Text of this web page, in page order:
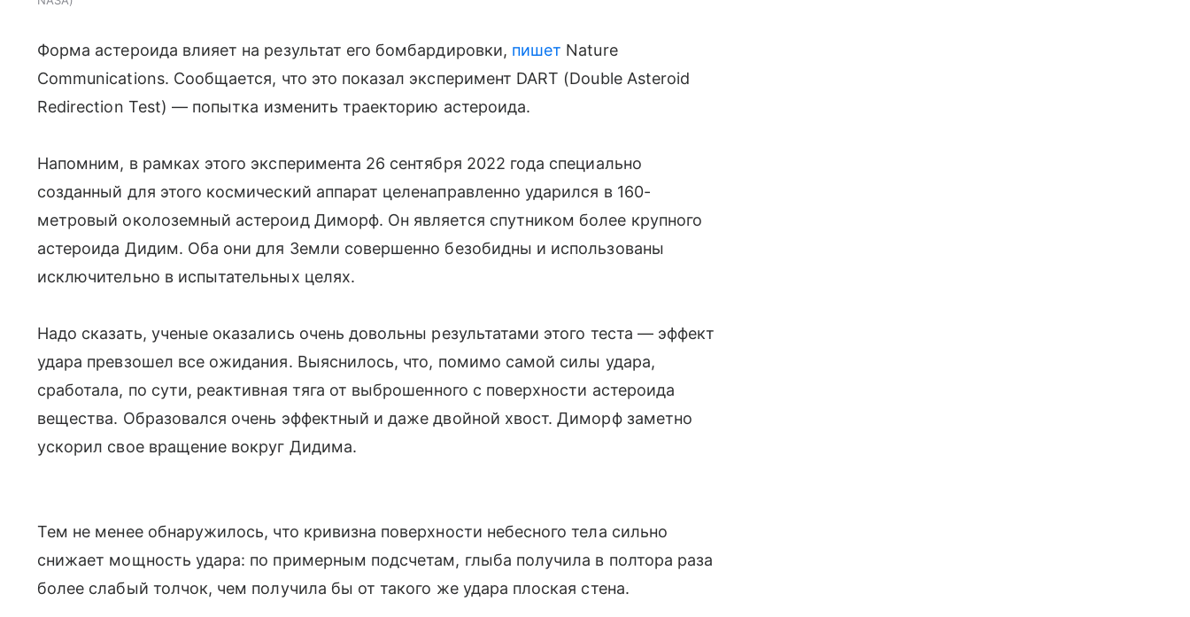
Форма астероида влияет на результат его бомбардировки, пишет Nature
Communications. Сообщается, что это показал эксперимент DART (Double Asteroid
Redirection Test) — попытка изменить траекторию астероида.
Напомним, в рамках этого эксперимента 26 сентября 2022 года специально
созданный для этого космический аппарат целенаправленно ударился в 160-
метровый околоземный астероид Диморф. Он является спутником более крупного
астероида Дидим. Оба они для Земли совершенно безобидны и использованы
исключительно в испытательных целях.
Надо сказать, ученые оказались очень довольны результатами этого теста — эффект
удара превзошел все ожидания. Выяснилось, что, помимо самой силы удара,
сработала, по сути, реактивная тяга от выброшенного с поверхности астероида
вещества. Образовался очень эффектный и даже двойной хвост. Диморф заметно
ускорил свое вращение вокруг Дидима.
Тем не менее обнаружилось, что кривизна поверхности небесного тела сильно
снижает мощность удара: по примерным подсчетам, глыба получила в полтора раза
более слабый толчок, чем получила бы от такого же удара плоская стена.